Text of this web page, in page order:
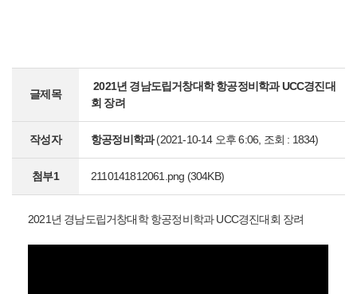
글제목
2021년 경남도립거창대학 항공정비학과 UCC경진대
회 장려
작성자 항공정비학과(2021-10-14 오후 6:06, 조회 : 1834)
첨부1 2110141812061.png (304KB)
2021년 경남도립거창대학 항공정비학과 UCC경진대회 장려